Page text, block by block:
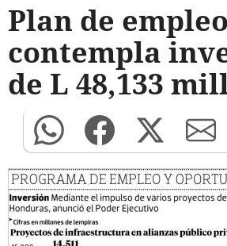
Plan de empleo
contempla
de L 48,133